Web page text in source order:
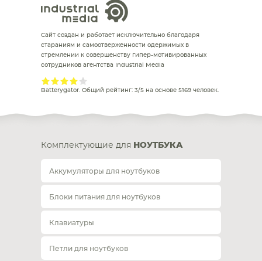
Сайт создан и работает исключительно благодаря
стараниям и самоотверженности одержимых в
стремлении к совершенству гипер-мотивированных
сотрудников агентства Industrial Media
Batterygator. Общий рейтинг: 3/5 на основе 5169 человек.
Комплектующие для НОУТБУКА
Аккумуляторы для ноутбуков
Блоки питания для ноутбуков
Клавиатуры
Петли для ноутбуков